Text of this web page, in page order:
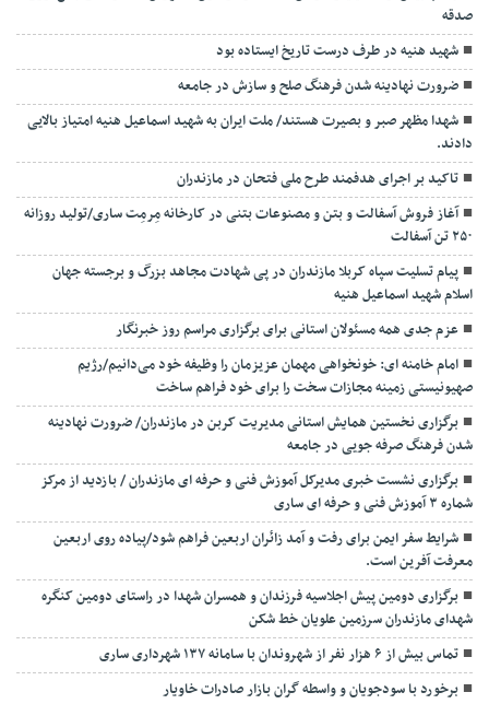
صدقه
شهید هنیه در طرف درست تاریخ ایستاده بود
ضرورت نهادینه شدن فرهنگ صلح و سازش در جامعه
شهدا مظهر صبر و بصیرت هستند/ ملت ایران به شهید اسماعیل هنیه امتیاز بالایی
دادند.
تاکید بر اجرای هدفمند طرح ملی فتحان در مازندران
آغاز فروش آسفالت و بتن و مصنوعات بتنی در کارخانه مِرمِت ساری/تولید روزانه
۲۵۰ تن آسفالت
پیام تسلیت سپاه کربلا مازندران در پی شهادت مجاهد بزرگ و برجسته جهان
اسلام شهید اسماعیل هنیه
عزم جدی همه مسئولان استانی برای برگزاری مراسم روز خبرنگار
امام خامنه ای: خونخواهی مهمان عزیزمان را وظیفه خود می‌دانیم/رژیم
صهیونیستی زمینه مجازات سخت را برای خود فراهم ساخت
برگزاری نخستین همایش استانی مدیریت کربن در مازندران/ ضرورت نهادینه
شدن فرهنگ صرفه جویی در جامعه
برگزاری نشست خبری مدیرکل آموزش فنی و حرفه ای مازندران / بازدید از مرکز
شماره ۳ آموزش فنی و حرفه ای ساری
شرایط سفر ایمن برای رفت و آمد زائران اربعین فراهم شود/پیاده روی اربعین
معرفت آفرین است.
برگزاری دومین پیش اجلاسیه فرزندان و همسران شهدا در راستای دومین کنگره
شهدای مازندران سرزمین علویان خط شکن
تماس بیش از ۶ هزار نفر از شهروندان با سامانه ۱۳۷ شهرداری ساری
برخورد با سودجویان و واسطه گران بازار صادرات خاویار